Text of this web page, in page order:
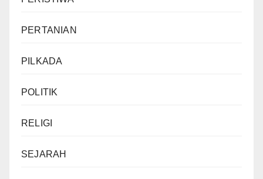
PERTANIAN
PILKADA
POLITIK
RELIGI
SEJARAH